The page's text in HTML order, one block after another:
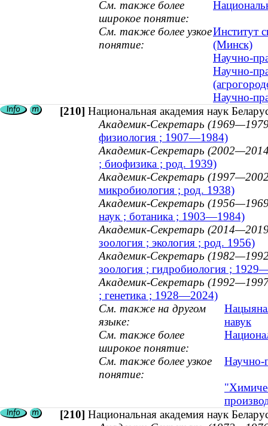
См. также более
широкое понятие:
См. также более узкое
понятие:
Институт
(Минск)
Научно-
Научно-
Научно-
[210] Национальная академия наук
Академик-Секретарь
физиология ; 1907—1984)
Академик-Секретарь
; биофизика ; род. 1939)
Академик-Секретарь
микробиология ; род. 1938)
Академик-Секретарь
наук ; ботаника ; 1903—1984)
Академик-Секретарь
зоология ; экология ; род. 1956)
Академик-Секретарь
зоология ; гидробиология ;
Академик-Секретарь
; генетика ; 1928—2024)
См. также на другом
языке:
навук
См. также более
широкое понятие:
См. также более узкое
понятие:
Научно-
[210] Национальная академия наук